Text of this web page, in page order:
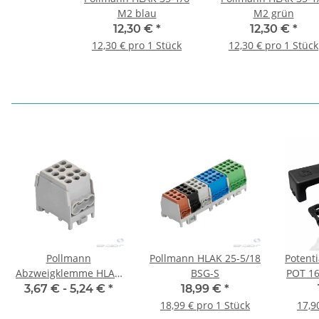
M2 blau
12,30 € *
12,30 € pro 1 Stück
M2 grün
12,30 € *
12,30 € pro 1 Stück
Pollmann
Abzweigklemme HLAK
25 1/4 M2 (Alle Farben)
3,67 € - 5,24 € *
Pollmann HLAK 25-5/18
BSG-S
18,99 € *
18,99 € pro 1 Stück
POT